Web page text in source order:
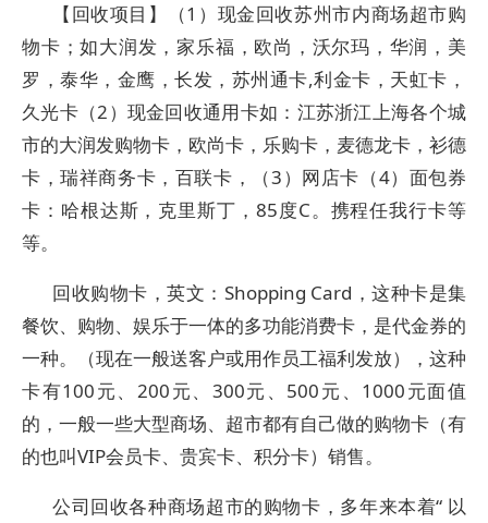
【回收项目】（1）现金回收苏州市内商场超市购
物卡；如大润发，家乐福，欧尚，沃尔玛，华润，美
罗，泰华，金鹰，长发，苏州通卡,利金卡，天虹卡，
久光卡（2）现金回收通用卡如：江苏浙江上海各个城
市的大润发购物卡，欧尚卡，乐购卡，麦德龙卡，衫德
卡，瑞祥商务卡，百联卡，（3）网店卡（4）面包券
卡：哈根达斯，克里斯丁，85度C。携程任我行卡等
等。
回收购物卡，英文：Shopping Card，这种卡是集
餐饮、购物、娱乐于一体的多功能消费卡，是代金券的
一种。（现在一般送客户或用作员工福利发放），这种
卡有100元、200元、300元、500元、1000元面值
的，一般一些大型商场、超市都有自己做的购物卡（有
的也叫VIP会员卡、贵宾卡、积分卡）销售。
公司回收各种商场超市的购物卡，多年来本着“ 以